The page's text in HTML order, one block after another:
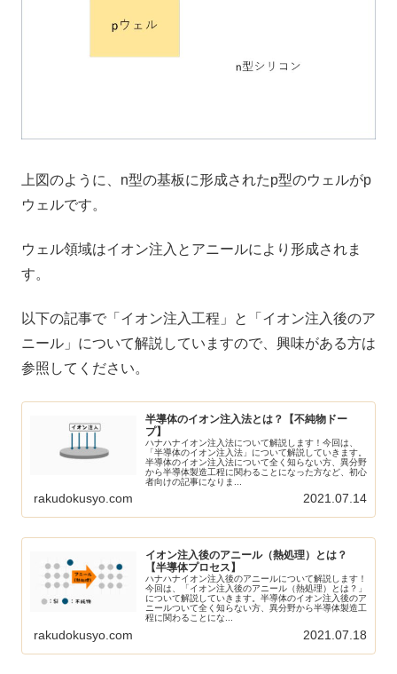
上図のように、n型の基板に形成されたp型のウェルがp
ウェルです。
ウェル領域はイオン注入とアニールにより形成されま
す。
以下の記事で「イオン注入工程」と「イオン注入後のア
ニール」について解説していますので、興味がある方は
参照してください。
半導体のイオン注入法とは？【不純物ドー
プ】
ハナハナイオン注入法について解説します！今回は、
「半導体のイオン注入法」について解説していきます。
半導体のイオン注入法について全く知らない方、異分野
から半導体製造工程に関わることになった方など、初心
者向けの記事になりま...
rakudokusyo.com 2021.07.14
イオン注入後のアニール（熱処理）とは？
【半導体プロセス】
ハナハナイオン注入後のアニールについて解説します！
今回は、「イオン注入後のアニール（熱処理）とは？」
について解説していきます。半導体のイオン注入後のア
ニールついて全く知らない方、異分野から半導体製造工
程に関わることにな...
rakudokusyo.com 2021.07.18